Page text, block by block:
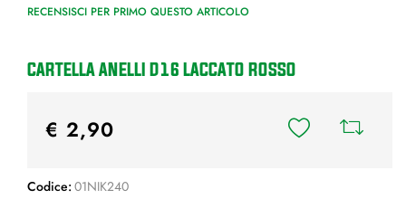
RECENSISCI PER PRIMO QUESTO ARTICOLO
CARTELLA ANELLI D16 LACCATO ROSSO
€ 2,90
Codice: 01NIK240